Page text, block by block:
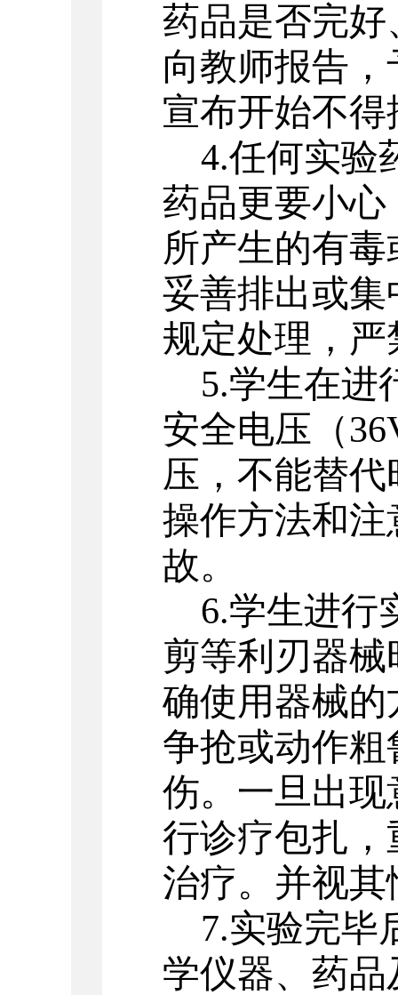
药品是否完
向教师报告
宣布开始不
4.任何实验
药品更要小
所产生的有
妥善排出或
规定处理，
5.学生在进
安全电压（
压，不能替
操作方法和
故。
6.学生进行
剪等利刃器
确使用器械
争抢或动作
伤。一旦出
行诊疗包扎
治疗。并视
7.实验完毕
学仪器、药